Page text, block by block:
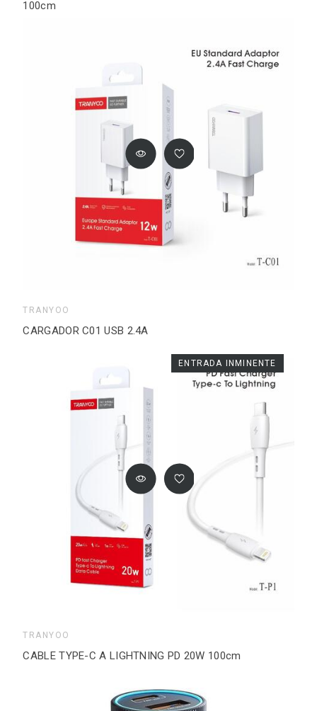
100cm
TRANYOO
CARGADOR C01 USB 2.4A
TRANYOO
CABLE TYPE-C A LIGHTNING PD 20W 100cm
ENTRADA INMINENTE